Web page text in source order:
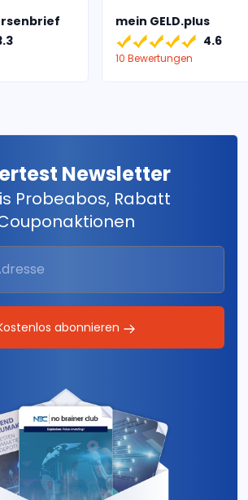
mein GELD.plus
4.6
10 Bewertungen
Newsletter
Probeabos, Rabatt
abonnieren